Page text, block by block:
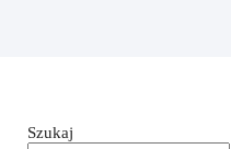
Szukaj